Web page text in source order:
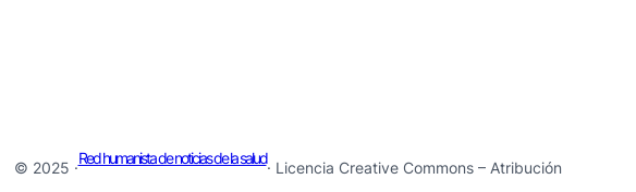
© 2025 ·
Red humanista de noticias de la salud
· Licencia Creative Commons – Atribución